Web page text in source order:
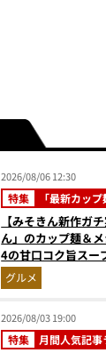
2026/08/06 12:30
特集 「最新カッ
【みそきん新作ガ
ん」のカップ麺＆
4の甘口コク旨スー
に歓喜
グルメ
2026/08/03 19:00
特集 月間人気記